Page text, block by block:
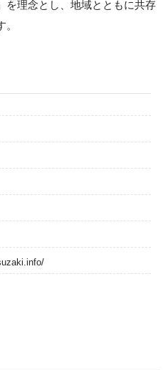
を理念とし、地域とともに共存